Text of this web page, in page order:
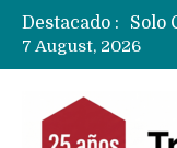
Destacado :
7 August, 2026